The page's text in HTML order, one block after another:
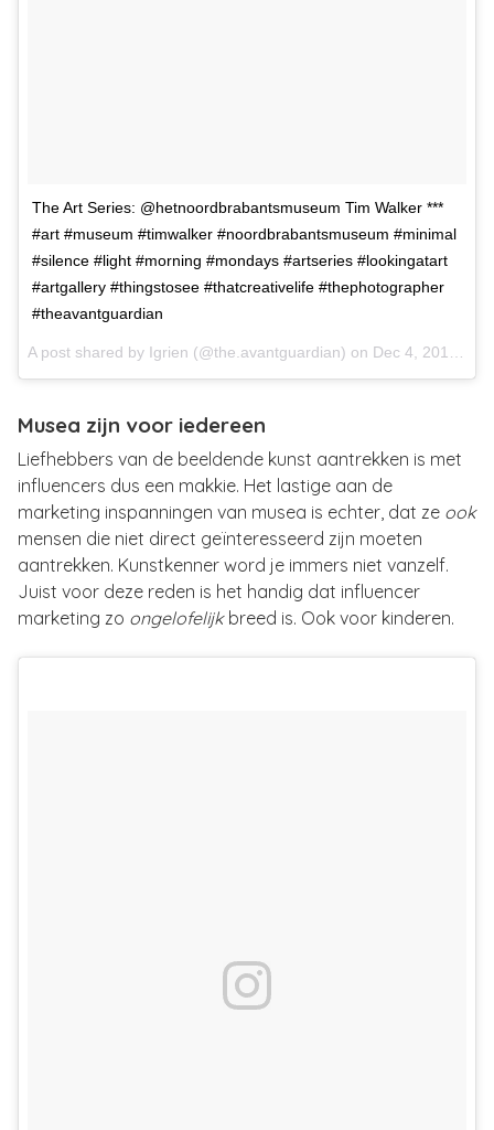
The Art Series: @hetnoordbrabantsmuseum Tim Walker ***
#art #museum #timwalker #noordbrabantsmuseum #minimal
#silence #light #morning #mondays #artseries #lookingatart
#artgallery #thingstosee #thatcreativelife #thephotographer
#theavantguardian
A post shared by Igrien (@the.avantguardian) on Dec 4, 2017 at 11:54am PST
Musea zijn voor iedereen
Liefhebbers van de beeldende kunst aantrekken is met
influencers dus een makkie. Het lastige aan de
marketing inspanningen van musea is echter, dat ze ook
mensen die niet direct geïnteresseerd zijn moeten
aantrekken. Kunstkenner word je immers niet vanzelf.
Juist voor deze reden is het handig dat influencer
marketing zo ongelofelijkbreed is. Ook voor kinderen.